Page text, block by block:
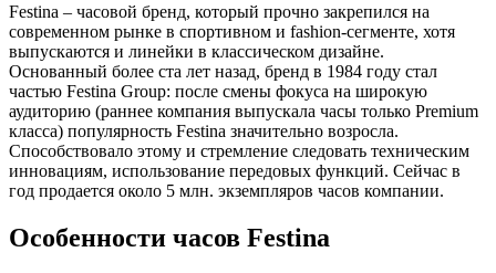
Festina – часовой бренд, который прочно закрепился на
современном рынке в спортивном и fashion-сегменте, хотя
выпускаются и линейки в классическом дизайне.
Основанный более ста лет назад, бренд в 1984 году стал
частью Festina Group: после смены фокуса на широкую
аудиторию (раннее компания выпускала часы только Premium
класса) популярность Festina значительно возросла.
Способствовало этому и стремление следовать техническим
инновациям, использование передовых функций. Сейчас в
год продается около 5 млн. экземпляров часов компании.
Особенности часов Festina